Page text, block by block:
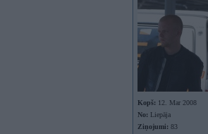
Kopš: 12. Mar 2008
No: Liepāja
Ziņojumi: 83